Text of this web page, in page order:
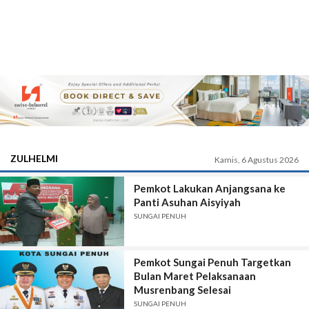
ZULHELMI Kamis, 6 Agustus 2026
Pemkot Lakukan Anjangsana ke
Panti Asuhan Aisyiyah
SUNGAI PENUH
Pemkot Sungai Penuh Targetkan
Bulan Maret Pelaksanaan
Musrenbang Selesai
SUNGAI PENUH